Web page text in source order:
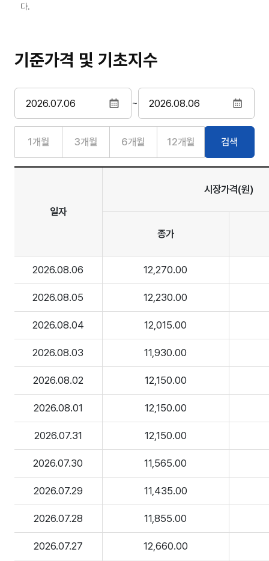
다.
기준가격 및 기초지수
~
1개월 3개월 6개월 12개월 검색
일자
시장가격(원)
종가
2026.08.06 12,270.00
2026.08.05 12,230.00
2026.08.04 12,015.00
2026.08.03 11,930.00
2026.08.02 12,150.00
2026.08.01 12,150.00
2026.07.31 12,150.00
2026.07.30 11,565.00
2026.07.29 11,435.00
2026.07.28 11,855.00
2026.07.27 12,660.00